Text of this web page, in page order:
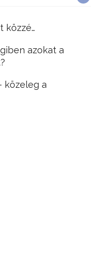
közzé…
azokat a
közeleg a